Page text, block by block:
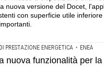
nuova versione del Docet,
con superficie utile
PRESTAZIONE ENERGETICA • ENEA
nuova funzionalità per